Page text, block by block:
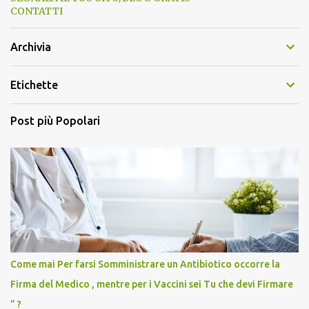
CONTATTI
Archivia
Etichette
Post più Popolari
Come mai Per farsi Somministrare un Antibiotico occorre la
Firma del Medico , mentre per i Vaccini sei Tu che devi Firmare
” ?